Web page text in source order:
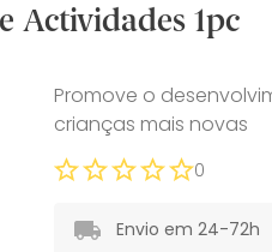
Actividades 1pc
Promove o
crianças mais novas
0
Envio em 24-72h